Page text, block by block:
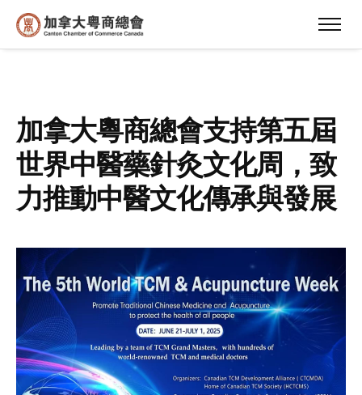
加拿大粵商總會支持第五屆
世界中醫藥針灸文化周，致
力推動中醫文化傳承與發展